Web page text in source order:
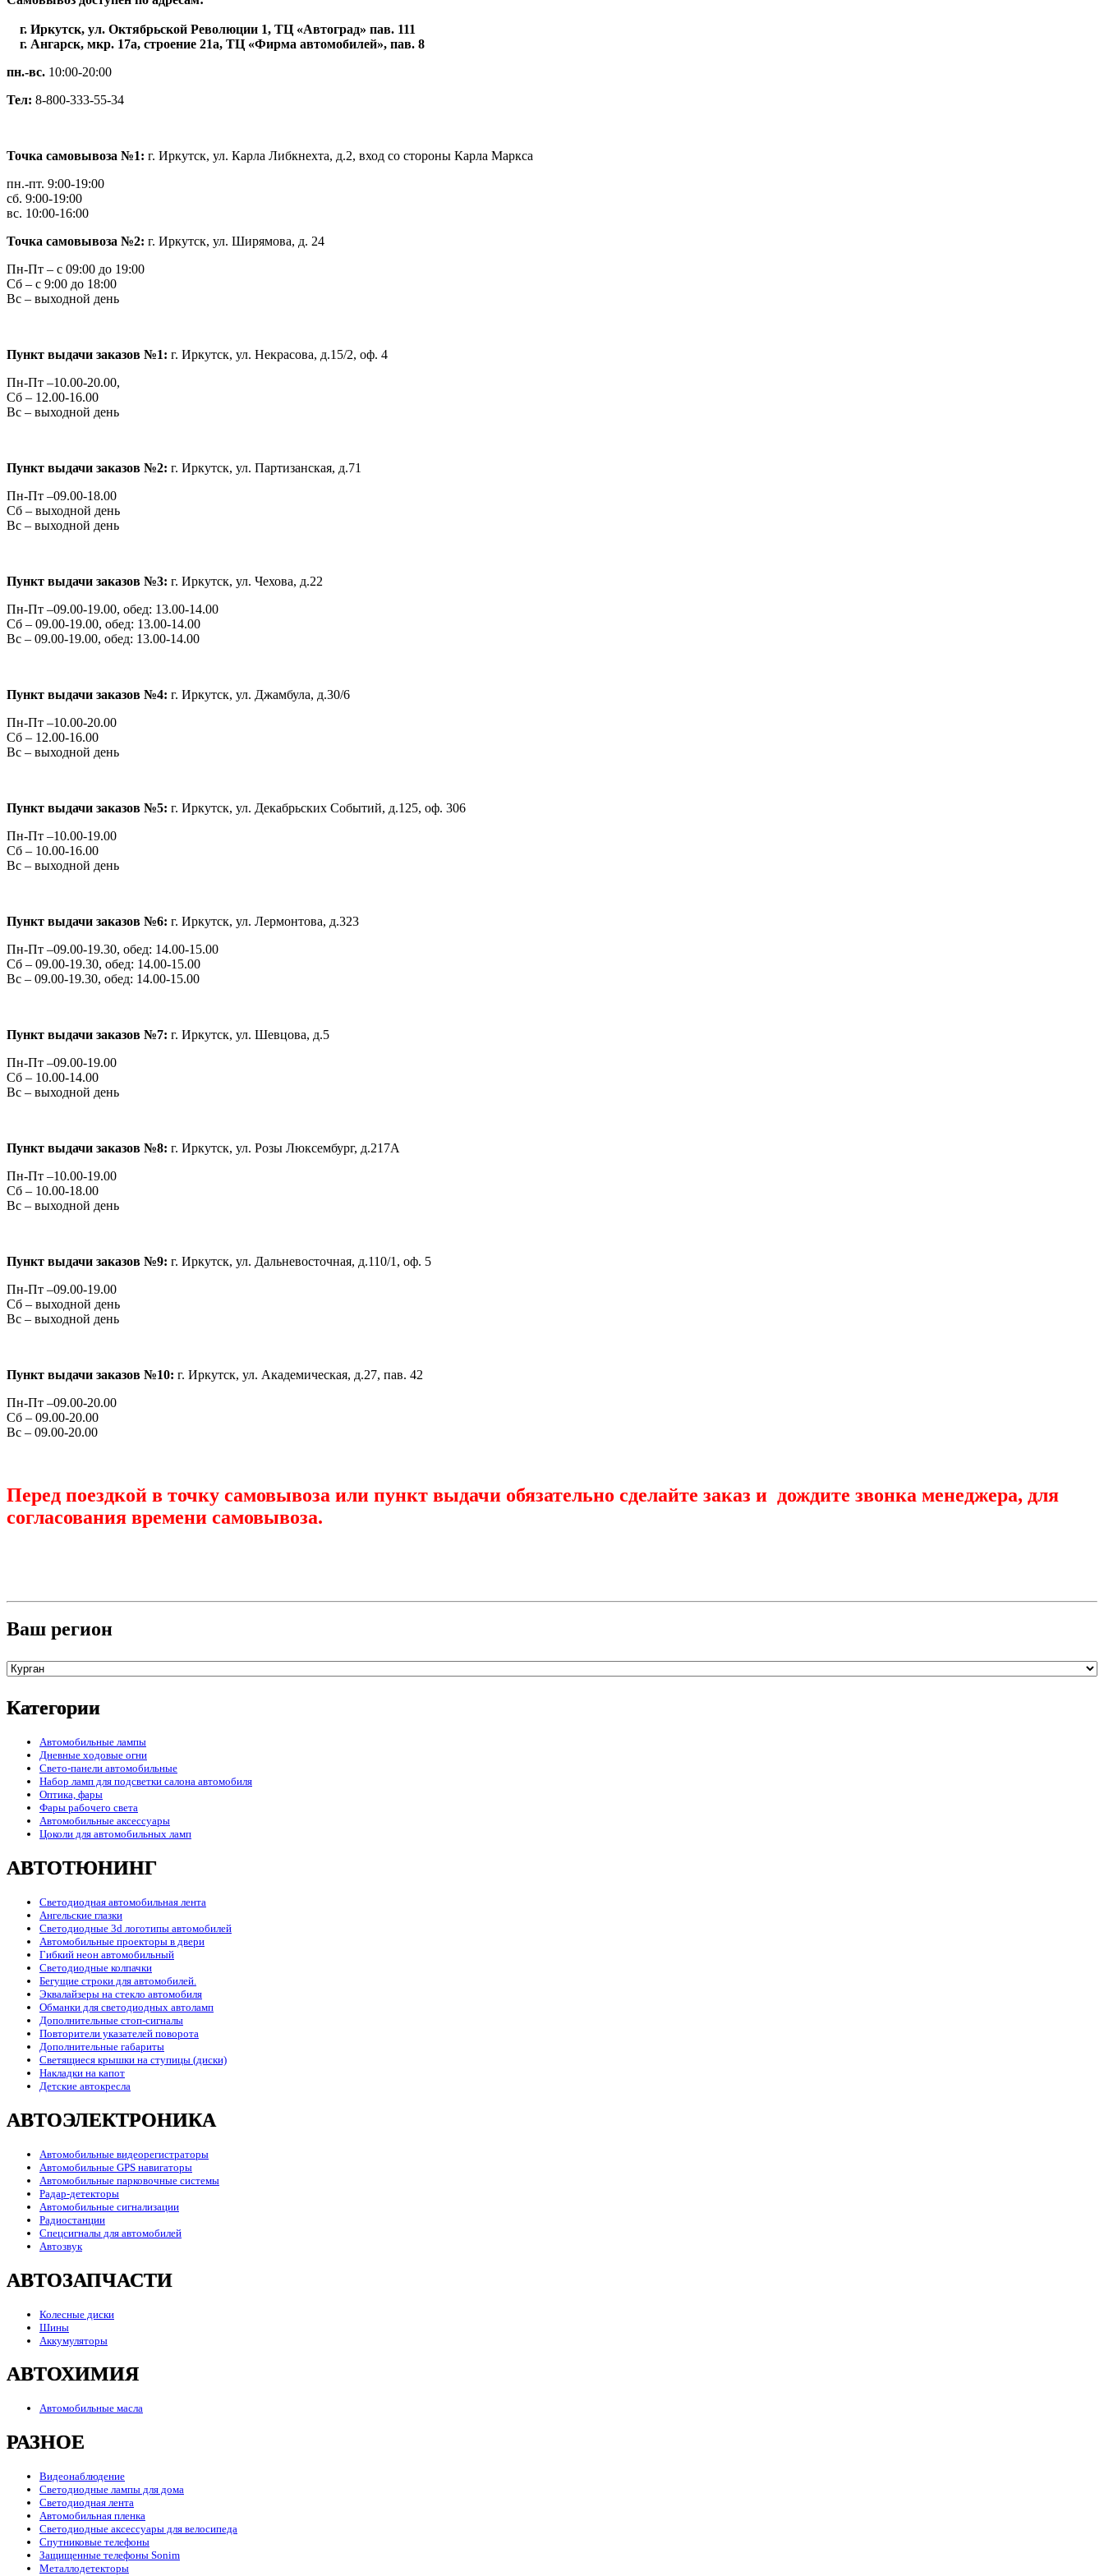
г. Иркутск, ул. Октябрьской Революции 1, ТЦ «Автоград» пав. 111
г. Ангарск, мкр. 17а, строение 21а, ТЦ «Фирма автомобилей», пав. 8
пн.-вс. 10:00-20:00
Тел: 8-800-333-55-34
Точка самовывоза №1: г. Иркутск, ул. Карла Либкнехта, д.2, вход со стороны Карла Маркса
пн.-пт. 9:00-19:00
сб. 9:00-19:00
вс. 10:00-16:00
Точка самовывоза №2: г. Иркутск, ул. Ширямова, д. 24
Пн-Пт – с 09:00 до 19:00
Сб – с 9:00 до 18:00
Вс – выходной день
Пункт выдачи заказов №1: г. Иркутск, ул. Некрасова, д.15/2, оф. 4
Пн-Пт –10.00-20.00,
Сб – 12.00-16.00
Вс – выходной день
Пункт выдачи заказов №2: г. Иркутск, ул. Партизанская, д.71
Пн-Пт –09.00-18.00
Сб – выходной день
Вс – выходной день
Пункт выдачи заказов №3: г. Иркутск, ул. Чехова, д.22
Пн-Пт –09.00-19.00, обед: 13.00-14.00
Сб – 09.00-19.00, обед: 13.00-14.00
Вс – 09.00-19.00, обед: 13.00-14.00
Пункт выдачи заказов №4: г. Иркутск, ул. Джамбула, д.30/6
Пн-Пт –10.00-20.00
Сб – 12.00-16.00
Вс – выходной день
Пункт выдачи заказов №5: г. Иркутск, ул. Декабрьских Событий, д.125, оф. 306
Пн-Пт –10.00-19.00
Сб – 10.00-16.00
Вс – выходной день
Пункт выдачи заказов №6: г. Иркутск, ул. Лермонтова, д.323
Пн-Пт –09.00-19.30, обед: 14.00-15.00
Сб – 09.00-19.30, обед: 14.00-15.00
Вс – 09.00-19.30, обед: 14.00-15.00
Пункт выдачи заказов №7: г. Иркутск, ул. Шевцова, д.5
Пн-Пт –09.00-19.00
Сб – 10.00-14.00
Вс – выходной день
Пункт выдачи заказов №8: г. Иркутск, ул. Розы Люксембург, д.217А
Пн-Пт –10.00-19.00
Сб – 10.00-18.00
Вс – выходной день
Пункт выдачи заказов №9: г. Иркутск, ул. Дальневосточная, д.110/1, оф. 5
Пн-Пт –09.00-19.00
Сб – выходной день
Вс – выходной день
Пункт выдачи заказов №10: г. Иркутск, ул. Академическая, д.27, пав. 42
Пн-Пт –09.00-20.00
Сб – 09.00-20.00
Вс – 09.00-20.00
Перед поездкой в точку самовывоза или пункт выдачи обязательно сделайте заказ и дождите звонка менеджера, для
согласования времени самовывоза.
Ваш регион
Категории
Автомобильные лампы
Дневные ходовые огни
Свето-панели автомобильные
Набор ламп для подсветки салона автомобиля
Оптика, фары
Фары рабочего света
Автомобильные аксессуары
Цоколи для автомобильных ламп
АВТОТЮНИНГ
Светодиодная автомобильная лента
Ангельские глазки
Светодиодные 3d логотипы автомобилей
Автомобильные проекторы в двери
Гибкий неон автомобильный
Светодиодные колпачки
Бегущие строки для автомобилей.
Эквалайзеры на стекло автомобиля
Обманки для светодиодных автоламп
Дополнительные стоп-сигналы
Повторители указателей поворота
Дополнительные габариты
Светящиеся крышки на ступицы (диски)
Накладки на капот
Детские автокресла
АВТОЭЛЕКТРОНИКА
Автомобильные видеорегистраторы
Автомобильные GPS навигаторы
Автомобильные парковочные системы
Радар-детекторы
Автомобильные сигнализации
Радиостанции
Спецсигналы для автомобилей
Автозвук
АВТОЗАПЧАСТИ
Колесные диски
Шины
Аккумуляторы
АВТОХИМИЯ
Автомобильные масла
РАЗНОЕ
Видеонаблюдение
Светодиодные лампы для дома
Светодиодная лента
Автомобильная пленка
Светодиодные аксессуары для велосипеда
Спутниковые телефоны
Защищенные телефоны Sonim
Металлодетекторы